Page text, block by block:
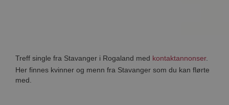
Treff single fra Stavanger i Rogaland med kontaktannonser.
Her finnes kvinner og menn fra Stavanger som du kan flørte
med.